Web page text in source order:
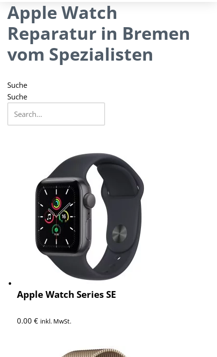
Apple Watch
Reparatur in Bremen
vom Spezialisten
Suche
Suche
Apple Watch Series SE
0.00 € inkl. MwSt.